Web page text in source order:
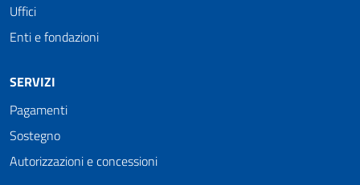
Uffici
Enti e fondazioni
SERVIZI
Pagamenti
Sostegno
Autorizzazioni e concessioni